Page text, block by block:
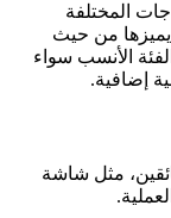
الاحتياجات المختلفة
يميزها من حيث
الأنسب سواء
إضافية.
مثل شاشة